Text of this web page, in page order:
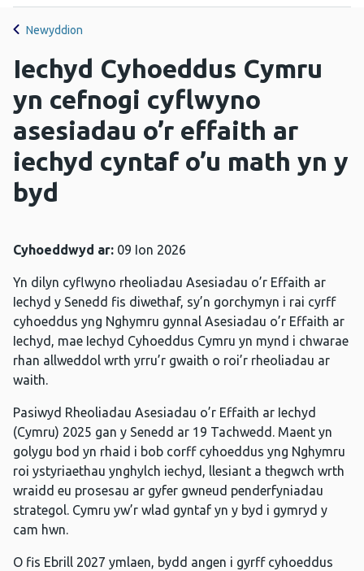
Newyddion
Iechyd Cyhoeddus Cymru
yn cefnogi cyflwyno
asesiadau o’r effaith ar
iechyd cyntaf o’u math yn y
byd
Cyhoeddwyd ar: 09 Ion 2026
Yn dilyn cyflwyno rheoliadau Asesiadau o’r Effaith ar
Iechyd y Senedd fis diwethaf, sy’n gorchymyn i rai cyrff
cyhoeddus yng Nghymru gynnal Asesiadau o’r Effaith ar
Iechyd, mae Iechyd Cyhoeddus Cymru yn mynd i chwarae
rhan allweddol wrth yrru’r gwaith o roi’r rheoliadau ar
waith.
Pasiwyd Rheoliadau Asesiadau o’r Effaith ar Iechyd
(Cymru) 2025 gan y Senedd ar 19 Tachwedd. Maent yn
golygu bod yn rhaid i bob corff cyhoeddus yng Nghymru
roi ystyriaethau ynghylch iechyd, llesiant a thegwch wrth
wraidd eu prosesau ar gyfer gwneud penderfyniadau
strategol. Cymru yw’r wlad gyntaf yn y byd i gymryd y
cam hwn.
O fis Ebrill 2027 ymlaen, bydd angen i gyrff cyhoeddus